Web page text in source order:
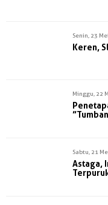
Senin, 23
Keren,
Minggu, 22
Sabtu, 21
Astaga,